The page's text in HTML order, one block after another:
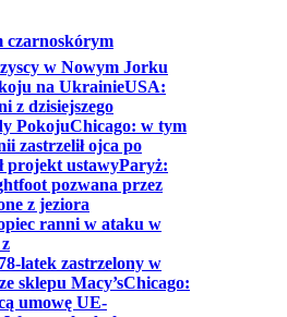
czarnoskórym
w Nowym Jorku
na UkrainieUSA:
z dzisiejszego
PokojuChicago: w tym
zastrzelił ojca po
projekt ustawyParyż:
pozwana przez
z jeziora
ranni w ataku w
latek zastrzelony w
sklepu Macy’sChicago:
umowę UE-